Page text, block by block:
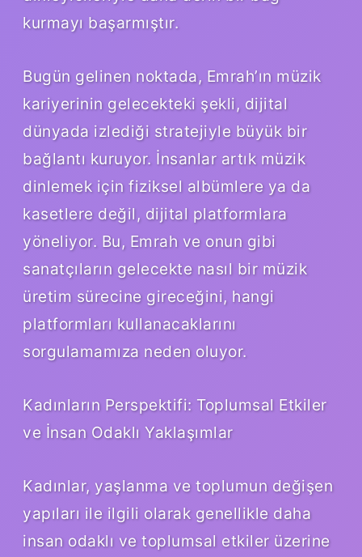
kurmayı başarmıştır.
Bugün gelinen noktada, Emrah’ın müzik
kariyerinin gelecekteki şekli, dijital
dünyada izlediği stratejiyle büyük bir
bağlantı kuruyor. İnsanlar artık müzik
dinlemek için fiziksel albümlere ya da
kasetlere değil, dijital platformlara
yöneliyor. Bu, Emrah ve onun gibi
sanatçıların gelecekte nasıl bir müzik
üretim sürecine gireceğini, hangi
platformları kullanacaklarını
sorgulamamıza neden oluyor.
Kadınların Perspektifi: Toplumsal Etkiler
ve İnsan Odaklı Yaklaşımlar
Kadınlar, yaşlanma ve toplumun değişen
yapıları ile ilgili olarak genellikle daha
insan odaklı ve toplumsal etkiler üzerine